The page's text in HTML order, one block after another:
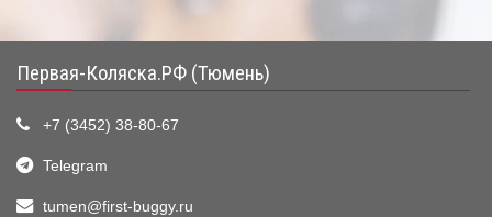
Первая-Коляска.РФ (Тюмень)
+7 (3452) 38-80-67
Telegram
tumen@first-buggy.ru